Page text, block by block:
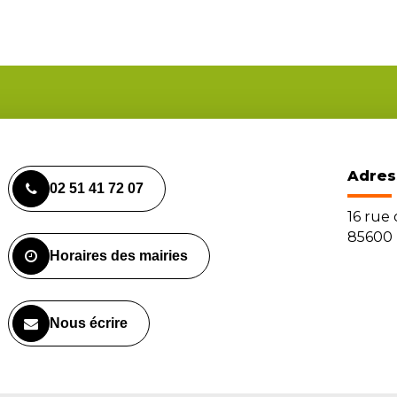
02 51 41 72 07
Horaires des mairies
Nous écrire
16 rue
85600